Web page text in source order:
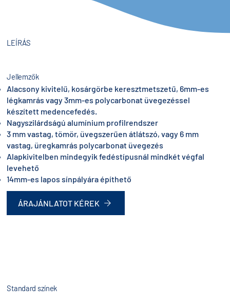
LEÍRÁS
Jellemzők
Alacsony kivitelű, kosárgörbe keresztmetszetű, 6mm-es
légkamrás vagy 3mm-es polycarbonat üvegezéssel
készített medencefedés.
Nagyszilárdságú alumínium profilrendszer
3 mm vastag, tömör, üveg­szerűen átlátszó, vagy 6 mm
vastag, üregkamrás polycarbonat üvegezés
Alapkivitelben mindegyik fedéstípusnál mindkét végfal
levehető
14mm-es lapos sínpályára építhető
ÁRAJÁNLATOT KÉREK
Standard színek